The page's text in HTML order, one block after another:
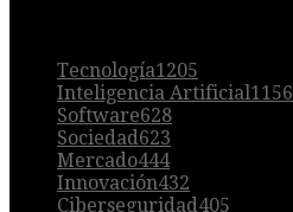
Tecnología1205
Inteligencia Artificial1156
Software628
Sociedad623
Mercado444
Innovación432
Ciberseguridad405